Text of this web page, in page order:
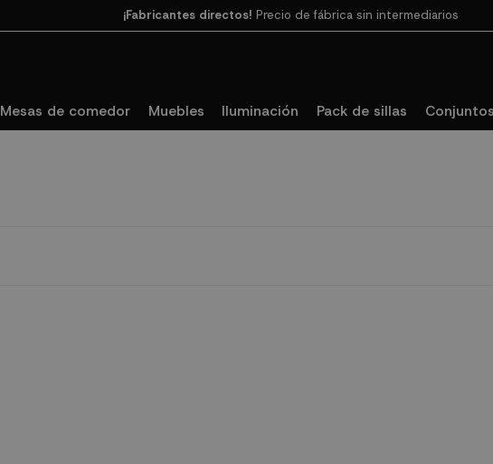
¡Fabricantes directos! Precio de fábrica sin intermediarios
Mesas de comedor Muebles Iluminación Pack de sillas